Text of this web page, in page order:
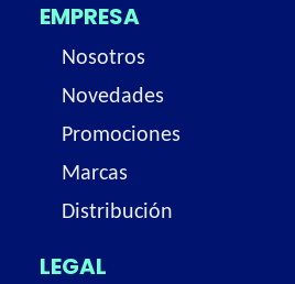
EMPRESA
Nosotros
Novedades
Promociones
Marcas
Distribución
LEGAL